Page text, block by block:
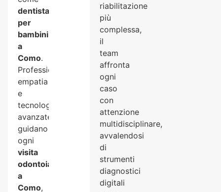
dentista
per
bambini
a
Como.
Professionalità,
empatia
e
tecnologie
avanzate
guidano
ogni
visita
odontoiatrica
a
Como,
riabilitazione
più
complessa,
il
team
affronta
ogni
caso
con
attenzione
multidisciplinare,
avvalendosi
di
strumenti
diagnostici
digitali